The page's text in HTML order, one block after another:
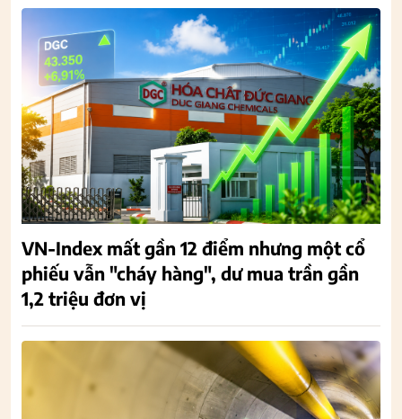
VN-Index mất gần 12 điểm nhưng một cổ
phiếu vẫn "cháy hàng", dư mua trần gần
1,2 triệu đơn vị